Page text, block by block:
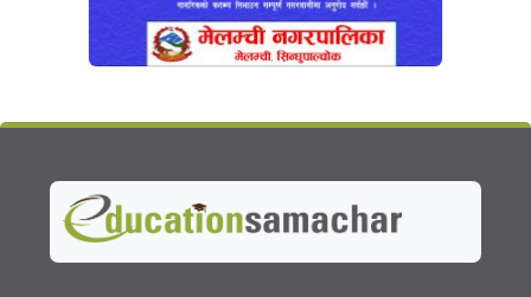
Education Samachar
Nepal's No.1 Educational News Portal